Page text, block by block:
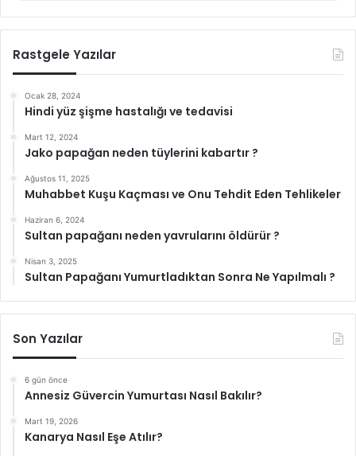
Rastgele Yazılar
Ocak 28, 2024
Hindi yüz şişme hastalığı ve tedavisi
Mart 12, 2024
Jako papağan neden tüylerini kabartır ?
Ağustos 11, 2025
Muhabbet Kuşu Kaçması ve Onu Tehdit Eden Tehlikeler
Haziran 6, 2024
Sultan papağanı neden yavrularını öldürür ?
Nisan 3, 2025
Sultan Papağanı Yumurtladıktan Sonra Ne Yapılmalı ?
Son Yazılar
6 gün önce
Annesiz Güvercin Yumurtası Nasıl Bakılır?
Mart 19, 2026
Kanarya Nasıl Eşe Atılır?